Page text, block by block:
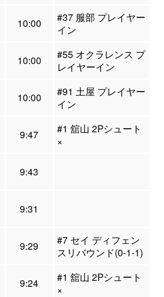
10:00
#37 服部 プレイヤー
イン
10:00
#55 オクラレンス プ
レイヤーイン
10:00
#91 土屋 プレイヤー
イン
9:47
#1 舘山 2Pシュート
×
9:43
9:31
9:29
#7 セイ ディフェン
スリバウンド(0-1-1)
9:24
#1 舘山 2Pシュート
×